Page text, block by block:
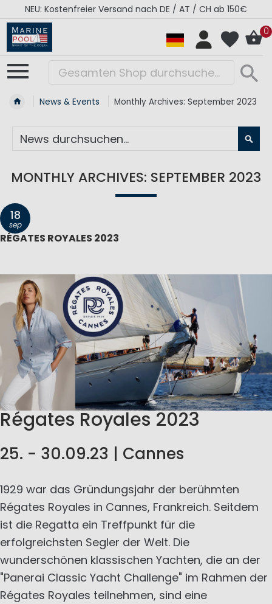
NEU: Kostenfreier Versand nach DE / AT / CH ab 150€
0
News & Events Monthly Archives: September 2023
MONTHLY ARCHIVES: SEPTEMBER 2023
18
sep
RÉGATES ROYALES 2023
Régates Royales 2023
25. - 30.09.23 | Cannes
1929 war das Gründungsjahr der berühmten
Régates Royales in Cannes, Frankreich. Seitdem
ist die Regatta ein Treffpunkt für die
erfolgreichsten Segler der Welt. Die
wunderschönen klassischen Yachten, die an der
"Panerai Classic Yacht Challenge" im Rahmen der
Régates Royales teilnehmen, sind eine